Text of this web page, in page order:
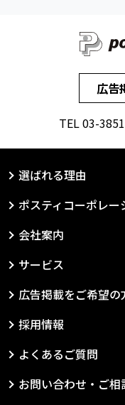
広告
TEL03-
選ばれる理由
ポスティコーポレー
会社案内
サービス
広告掲載をご希望の
採用情報
よくあるご質問
お問い合わせ・ご相